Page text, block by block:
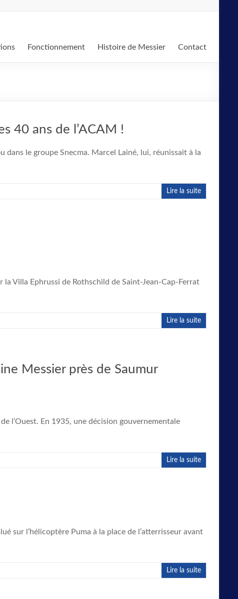
Fonctionnement Histoire de Messier Contact
40 ans de l’ACAM !
le groupe Snecma. Marcel Lainé, lui, réunissait à la
Lire la suite
Villa Ephrussi de Rothschild de Saint-Jean-Cap-Ferrat
Lire la suite
Messier près de Saumur
l’Ouest. En 1935, une décision gouvernementale
Lire la suite
sur l’hélicoptère Puma à la place de l’atterrisseur avant
Lire la suite